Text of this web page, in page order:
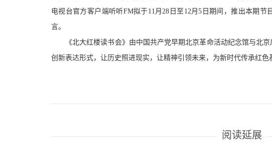
电视台官方客户端听听FM拟于11月28日至12月5日期间，推出本期
言。
《北大红楼读书会》由中国共产党早期北京革命活动纪念馆与北
创新表达形式，让历史照进现实，让精神引领未来，为新时代传承红色
阅读延展